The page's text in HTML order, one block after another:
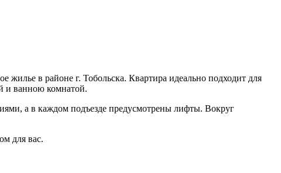
в районе г. Тобольска. Квартира идеально подходит для
и ванною комнатой.
а в каждом подъезде предусмотрены лифты. Вокруг
для вас.